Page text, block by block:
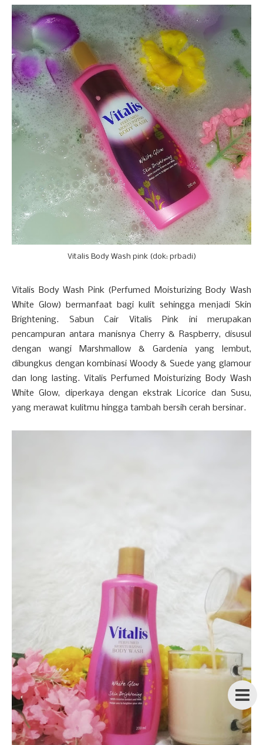
Vitalis Body Wash pink (dok: prbadi)
Vitalis Body Wash Pink (Perfumed Moisturizing Body Wash
White Glow) bermanfaat bagi kulit sehingga menjadi Skin
Brightening. Sabun Cair Vitalis Pink ini merupakan
pencampuran antara manisnya Cherry & Raspberry, disusul
dengan wangi Marshmallow & Gardenia yang lembut,
dibungkus dengan kombinasi Woody & Suede yang glamour
dan long lasting. Vitalis Perfumed Moisturizing Body Wash
White Glow, diperkaya dengan ekstrak Licorice dan Susu,
yang merawat kulitmu hingga tambah bersih cerah bersinar.